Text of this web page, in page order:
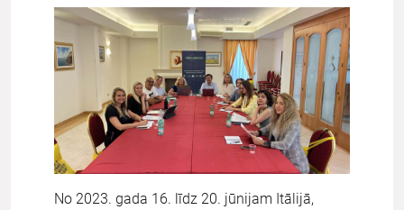
No 2023. gada 16. līdz 20. jūnijam Itālijā,